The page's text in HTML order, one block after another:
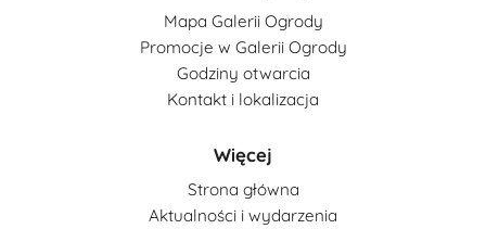
Mapa Galerii Ogrody
Promocje w Galerii Ogrody
Godziny otwarcia
Kontakt i lokalizacja
Więcej
Strona główna
Aktualności i wydarzenia